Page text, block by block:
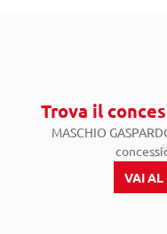
Trova il
MASCHIO
VAI AL